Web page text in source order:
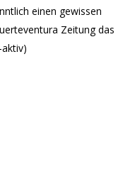
einen gewissen
Zeitung das